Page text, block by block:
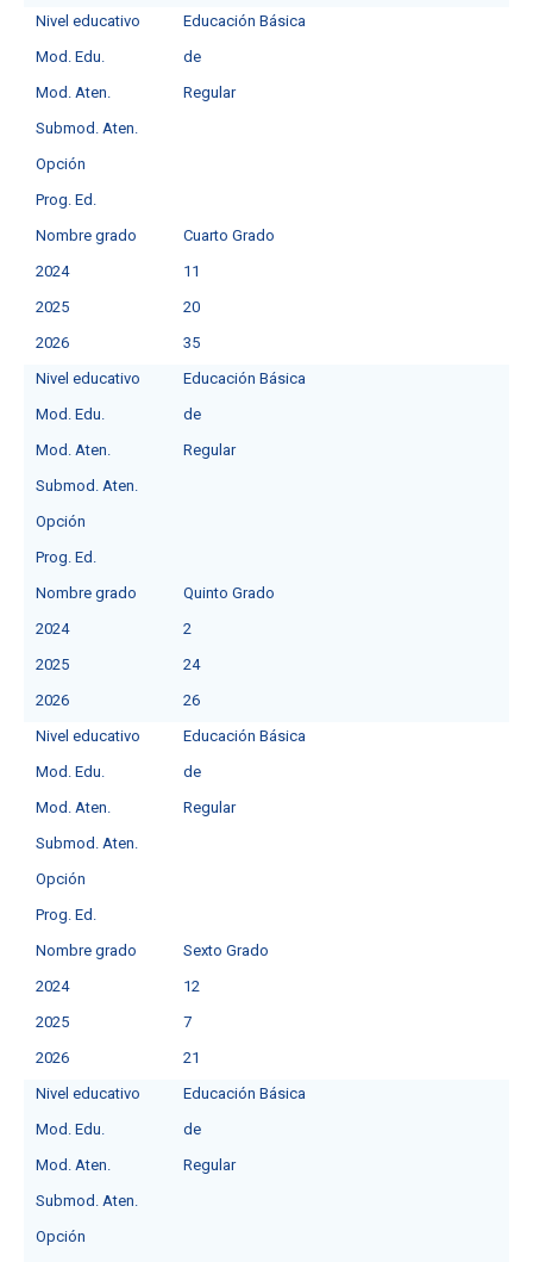
Nivel educativo
Educación Básica
Mod. Edu.
deㅤ
Mod. Aten.
Regular
Submod. Aten.
Opción
Prog. Ed.
Nombre grado
Cuarto Grado
2024
11
2025
20
2026
35
Nivel educativo
Educación Básica
Mod. Edu.
deㅤ
Mod. Aten.
Regular
Submod. Aten.
Opción
Prog. Ed.
Nombre grado
Quinto Grado
2024
2
2025
24
2026
26
Nivel educativo
Educación Básica
Mod. Edu.
deㅤ
Mod. Aten.
Regular
Submod. Aten.
Opción
Prog. Ed.
Nombre grado
Sexto Grado
2024
12
2025
7
2026
21
Nivel educativo
Educación Básica
Mod. Edu.
de
Mod. Aten.
Regular
Submod. Aten.
Opción